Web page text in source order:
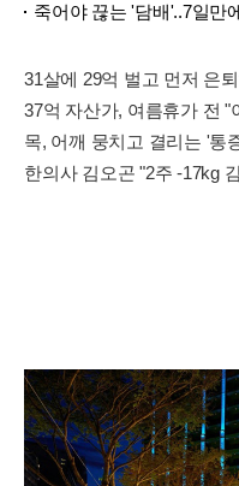
죽어야 끊는 '담배'..7일만
31살에 29억 벌고 먼저 은
37억 자산가, 여름휴가 전 "
목, 어깨 뭉치고 결리는 '통
한의사 김오곤 "2주 -17kg